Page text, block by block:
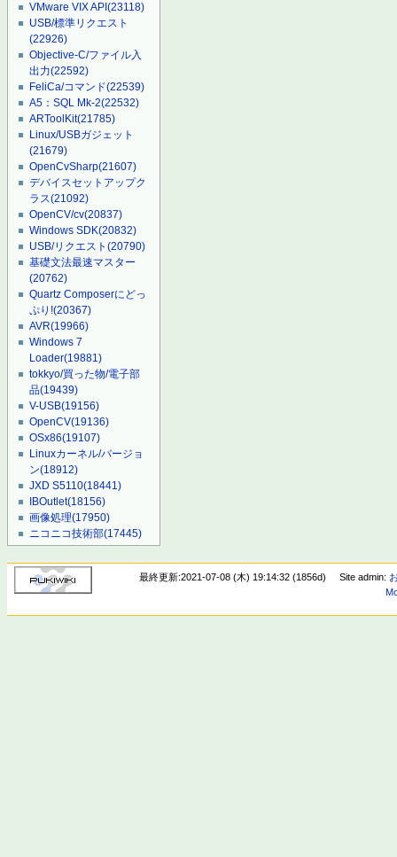
VMware VIX API(23118)
USB/標準リクエスト
(22926)
Objective-C/ファイル入
出力(22592)
FeliCa/コマンド(22539)
A5：SQL Mk-2(22532)
ARToolKit(21785)
Linux/USBガジェット
(21679)
OpenCvSharp(21607)
デバイスセットアップク
ラス(21092)
OpenCV/cv(20837)
Windows SDK(20832)
USB/リクエスト(20790)
基礎文法最速マスター
(20762)
Quartz Composerにどっ
ぷり!(20367)
AVR(19966)
Windows 7
Loader(19881)
tokkyo/買った物/電子部
品(19439)
V-USB(19156)
OpenCV(19136)
OSx86(19107)
Linuxカーネル/バージョ
ン(18912)
JXD S5110(18441)
IBOutlet(18156)
画像処理(17950)
ニコニコ技術部(17445)
最終更新:2021-07-08 (木) 19:14:32 (1856d) Site admin: